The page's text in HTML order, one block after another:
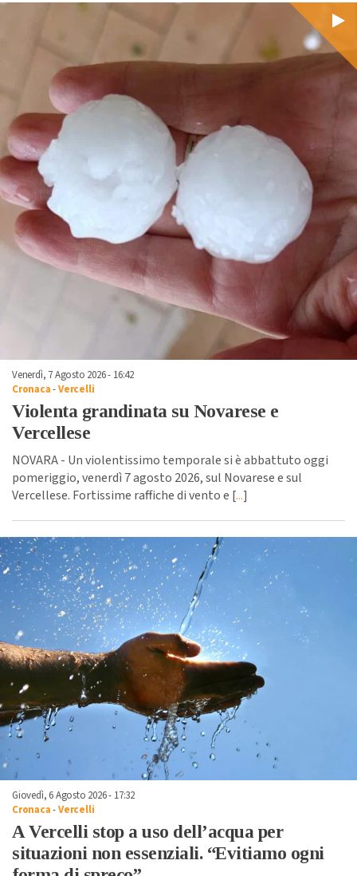
Venerdì, 7 Agosto 2026 - 16:42
Cronaca-Vercelli
Violenta grandinata su Novarese e
Vercellese
NOVARA - Un violentissimo temporale si è abbattuto oggi
pomeriggio, venerdì 7 agosto 2026, sul Novarese e sul
Vercellese. Fortissime raffiche di vento e [...]
Giovedì, 6 Agosto 2026 - 17:32
Cronaca-Vercelli
A Vercelli stop a uso dell’acqua per
situazioni non essenziali. “Evitiamo ogni